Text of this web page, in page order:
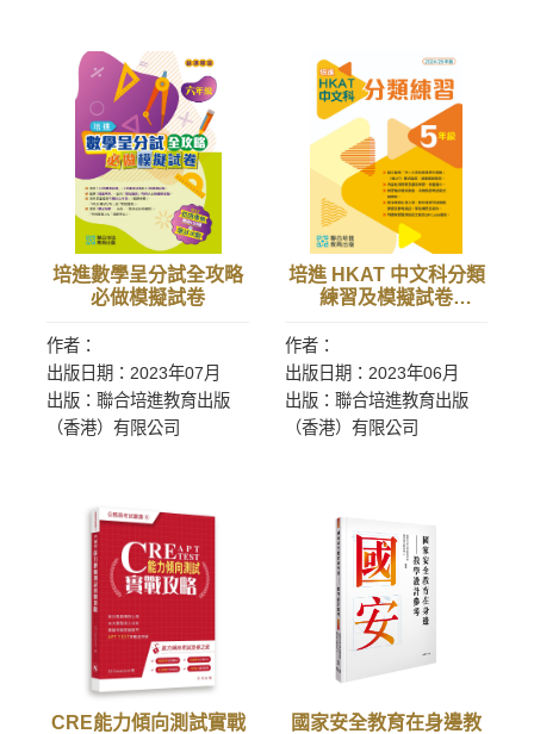
培進數學呈分試全攻略
必做模擬試卷
作者：
出版日期：2023年07月
出版：聯合培進教育出版
（香港）有限公司
培進 HKAT 中文科​分類
練習及模擬試卷
作者：
出版日期：2023年06月
出版：聯合培進教育出版
（香港）有限公司
CRE能力傾向測試實戰
國家安全教育在身邊教